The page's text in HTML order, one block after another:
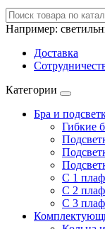
Например:
Доставка
Категории
Бра и
Гибкие
С 1
С 2
С 3